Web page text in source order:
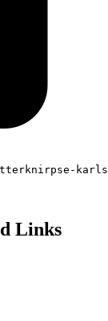
Links